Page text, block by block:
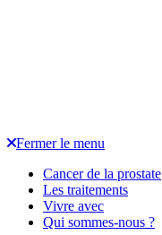
Fermer le menu
Cancer de la prostate
Les traitements
Vivre avec
Qui sommes-nous ?